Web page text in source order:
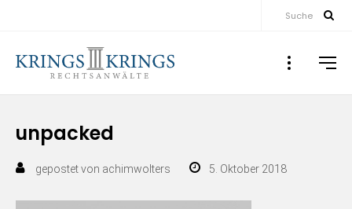
Suche
unpacked
gepostet von achimwolters 5. Oktober 2018